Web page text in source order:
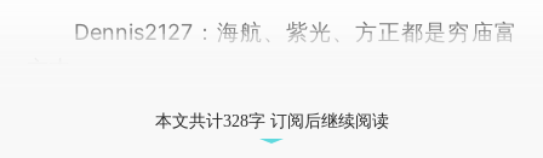
Dennis2127： 海航、紫光、方正都是穷庙富
本文共计328字 订阅后继续阅读